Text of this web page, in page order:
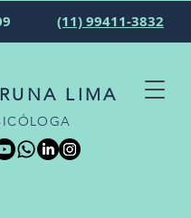
(11) 99411-3832
LIMA